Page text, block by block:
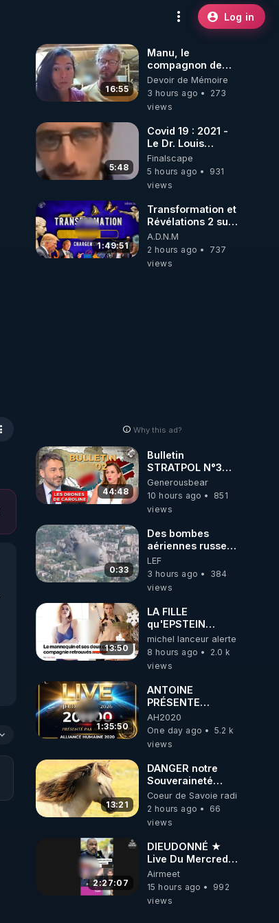
Log in
16:55
Manu, le
compagnon de
Kyria, raconte sa
garde à vue
musclée.
Devoir de Mémoire
3 hours ago
273
views
5:48
Covid 19 : 2021 -
Le Dr. Louis
Fouché renverse
le plateau de
CNews !
Finalscape
5 hours ago
931
views
1:49:51
Transformation et
Révélations 2 sur
2 - live du
07/08/26
A.D.N.M
2 hours ago
737
views
Why this ad?
44:48
Bulletin
STRATPOL N°302.
Armée des
drones, MS-21 en
série, missiles
07.08.2026.
Generousbear
10 hours ago
851
views
0:33
Des bombes
aériennes russes
anéantissent les
centres de
contrôle de
brigades
ukrainienne
LEF
3 hours ago
384
views
13:50
LA FILLE
qu'EPSTEIN
VOULAIT CACHER
michel lanceur alerte
8 hours ago
2.0 k
views
1:35:50
ANTOINE
PRÉSENTE
AH2020 LE LIVE
20H ***DU
06/08/2026***
AH2020
One day ago
5.2 k
views
13:21
DANGER notre
Souveraineté
Alimentaire est
attaqué...
Coeur de Savoie radioweb TV
2 hours ago
66
views
2:27:07
DIEUDONNÉ ★
Live Du Mercredi
5 Août 2026
Airmeet
15 hours ago
992
views